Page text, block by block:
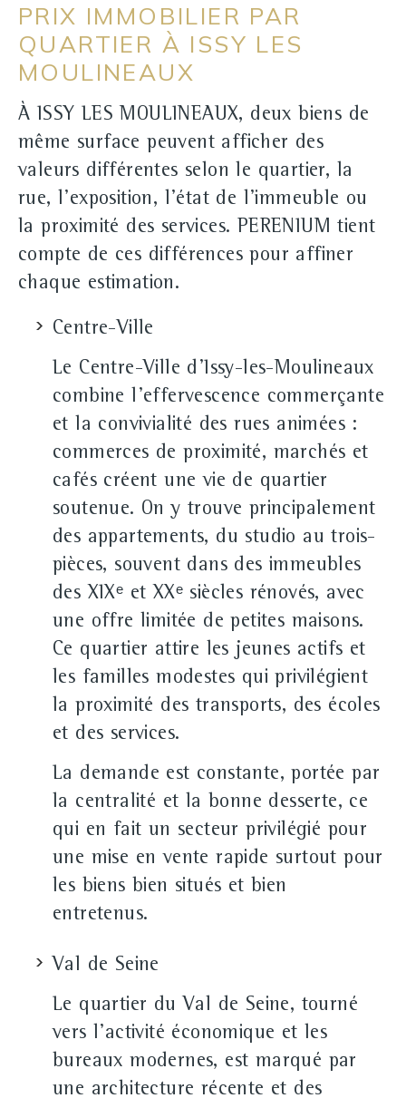
PRIX IMMOBILIER PAR
QUARTIER À ISSY LES
MOULINEAUX
À ISSY LES MOULINEAUX, deux biens de
même surface peuvent afficher des
valeurs différentes selon le quartier, la
rue, l'exposition, l'état de l'immeuble ou
la proximité des services. PERENIUM tient
compte de ces différences pour affiner
chaque estimation.
Centre-Ville
Le Centre-Ville d'Issy-les-Moulineaux
combine l'effervescence commerçante
et la convivialité des rues animées :
commerces de proximité, marchés et
cafés créent une vie de quartier
soutenue. On y trouve principalement
des appartements, du studio au trois-
pièces, souvent dans des immeubles
des XIXᵉ et XXᵉ siècles rénovés, avec
une offre limitée de petites maisons.
Ce quartier attire les jeunes actifs et
les familles modestes qui privilégient
la proximité des transports, des écoles
et des services.
La demande est constante, portée par
la centralité et la bonne desserte, ce
qui en fait un secteur privilégié pour
une mise en vente rapide surtout pour
les biens bien situés et bien
entretenus.
Val de Seine
Le quartier du Val de Seine, tourné
vers l'activité économique et les
bureaux modernes, est marqué par
une architecture récente et des